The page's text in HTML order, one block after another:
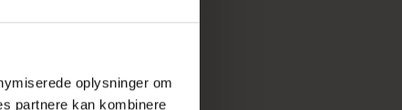
oplysninger om
partnere kan kombinere